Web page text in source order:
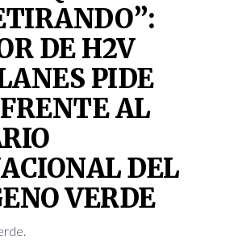
DE H2V
PIDE
AL
DEL
VERDE